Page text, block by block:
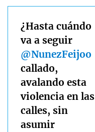
¿Hasta cuándo
va a seguir
@NunezFeijoo
callado,
avalando esta
violencia en las
calles, sin
asumir